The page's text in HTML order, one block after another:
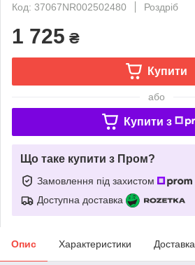
Код: 37067NR002502480
Роздріб
1 725 ₴
Купити
або
Купити з
Що таке купити з Пром?
Замовлення під захистом
Доступна доставка
Опис Характеристики Доставка